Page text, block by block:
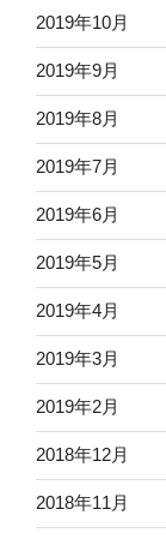
2019年10月
2019年9月
2019年8月
2019年7月
2019年6月
2019年5月
2019年4月
2019年3月
2019年2月
2018年12月
2018年11月